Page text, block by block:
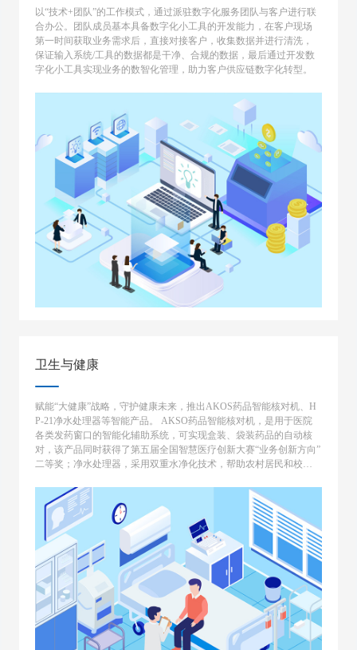
以“技术+团队”的工作模式，通过派驻数字化服务团队与客户进行联
合办公。团队成员基本具备数字化小工具的开发能力，在客户现场
第一时间获取业务需求后，直接对接客户，收集数据并进行清洗，
保证输入系统/工具的数据都是干净、合规的数据，最后通过开发数
字化小工具实现业务的数智化管理，助力客户供应链数字化转型。
卫生与健康
赋能“大健康”战略，守护健康未来，推出AKOS药品智能核对机、H
P-21净水处理器等智能产品。 AKSO药品智能核对机，是用于医院
各类发药窗口的智能化辅助系统，可实现盒装、袋装药品的自动核
对，该产品同时获得了第五届全国智慧医疗创新大赛“业务创新方向”
二等奖；净水处理器，采用双重水净化技术，帮助农村居民和校园